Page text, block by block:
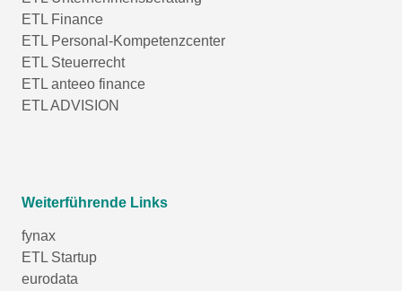
ETL Finance
ETL Personal-Kompetenzcenter
ETL Steuerrecht
ETL anteeo finance
ETL ADVISION
Weiterführende Links
fynax
ETL Startup
eurodata